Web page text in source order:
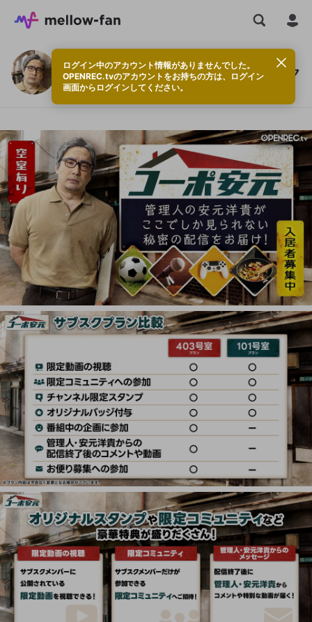
ログイン中のアカウント情報がありませんでした。
OPENREC.tvのアカウントをお持ちの方は、ログイン
画面からログインしてください。
安元洋貴の「コーポ安元」のサブスク